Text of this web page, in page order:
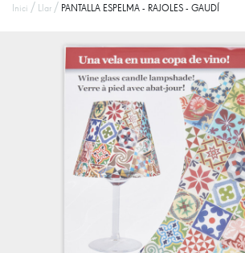
Inici / Llar / PANTALLA ESPELMA - RAJOLES - GAUDÍ